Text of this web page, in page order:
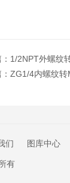
1/2NPT外螺纹
ZG1/4内螺纹
们 图库中心
有